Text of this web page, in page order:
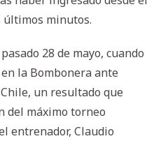
minutos.
28 de mayo, cuando
en la Bombonera ante
un resultado que
del máximo torneo
entrenador, Claudio